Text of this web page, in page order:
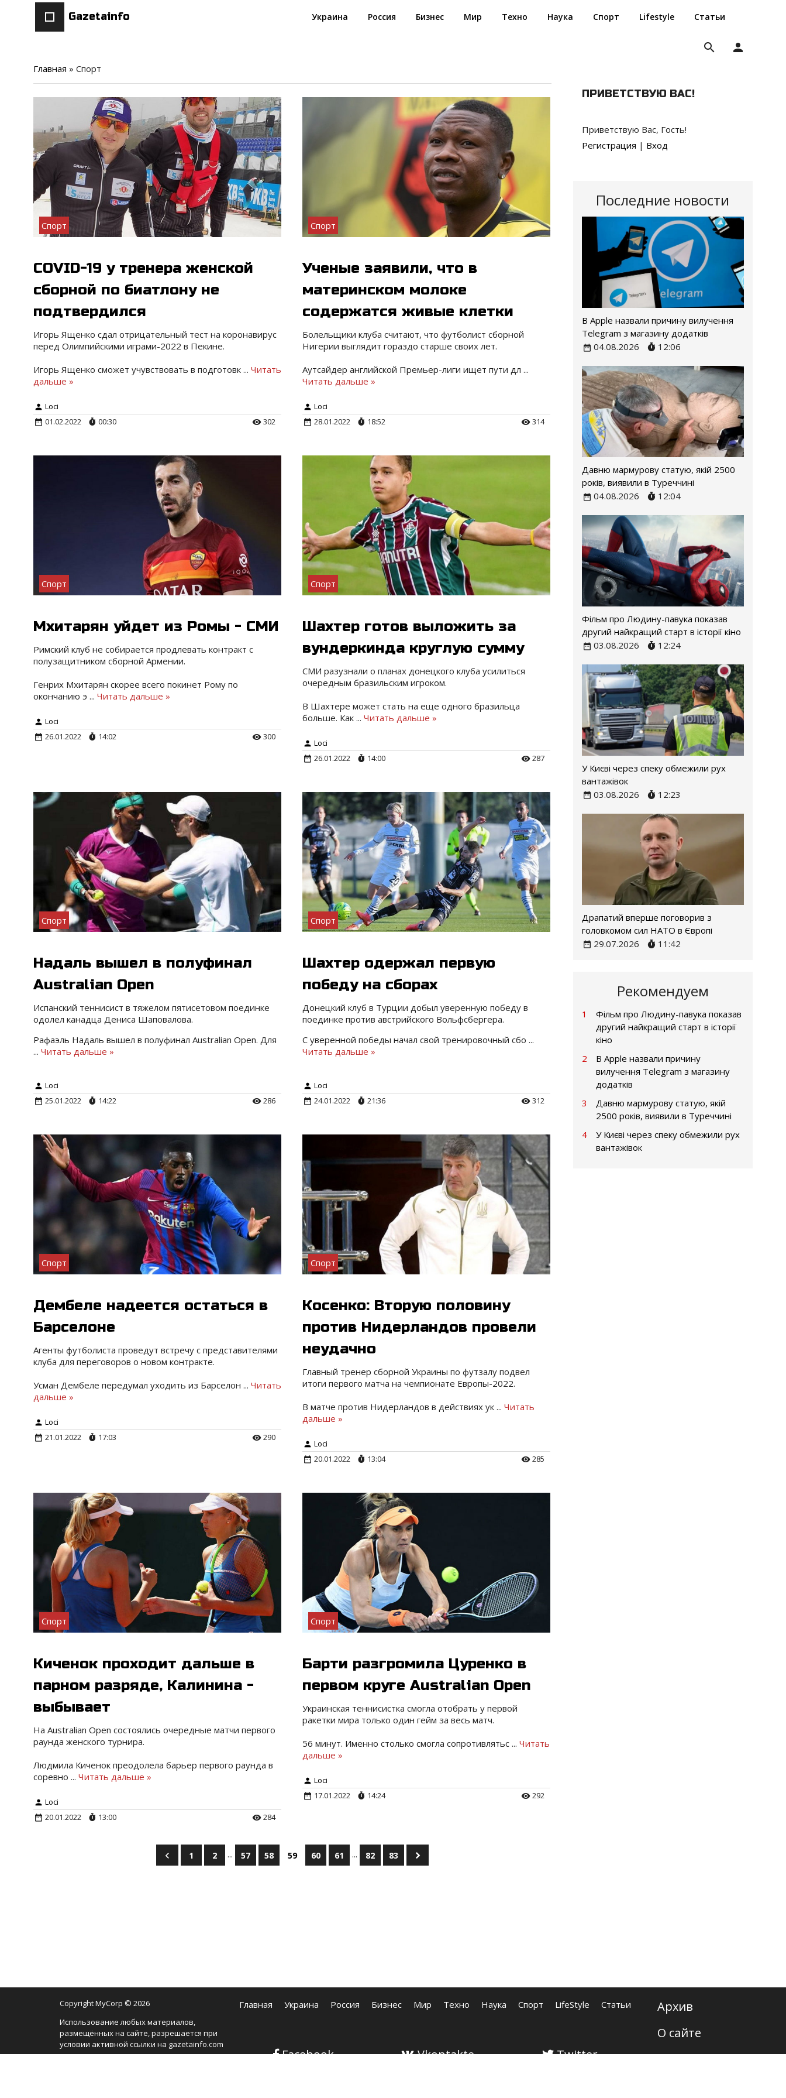
Gazetainfo Украина Россия Бизнес Мир Техно Наука Спорт Lifestyle Статьи
person
search
Главная » Спорт
Спорт
COVID-19 у тренера женской
сборной по биатлону не
подтвердился
Игорь Ященко сдал отрицательный тест на коронавирус
перед Олимпийскими играми-2022 в Пекине.
Игорь Ященко сможет учувствовать в подготовк ... Читать
дальше »
Loci
01.02.2022
00:30 302
Спорт
Ученые заявили, что в
материнском молоке
содержатся живые клетки
Болельщики клуба считают, что футболист сборной
Нигерии выглядит гораздо старше своих лет.
Аутсайдер английской Премьер-лиги ищет пути дл ...
Читать дальше »
Loci
28.01.2022
18:52 314
Спорт
Мхитарян уйдет из Ромы - СМИ
Римский клуб не собирается продлевать контракт с
полузащитником сборной Армении.
Генрих Мхитарян скорее всего покинет Рому по
окончанию э ... Читать дальше »
Loci
26.01.2022
14:02 300
Спорт
Шахтер готов выложить за
вундеркинда круглую сумму
СМИ разузнали о планах донецкого клуба усилиться
очередным бразильским игроком.
В Шахтере может стать на еще одного бразильца
больше. Как ...Читать дальше »
Loci
26.01.2022
14:00 287
Спорт
Надаль вышел в полуфинал
Australian Open
Испанский теннисист в тяжелом пятисетовом поединке
одолел канадца Дениса Шаповалова.
Рафаэль Надаль вышел в полуфинал Australian Open. Для
... Читать дальше »
Loci
25.01.2022
14:22 286
Спорт
Шахтер одержал первую
победу на сборах
Донецкий клуб в Турции добыл уверенную победу в
поединке против австрийского Вольфсбергера.
С уверенной победы начал свой тренировочный сбо ...
Читать дальше »
Loci
24.01.2022
21:36 312
Спорт
Дембеле надеется остаться в
Барселоне
Агенты футболиста проведут встречу с представителями
клуба для переговоров о новом контракте.
Усман Дембеле передумал уходить из Барселон ... Читать
дальше »
Loci
21.01.2022
17:03 290
Спорт
Косенко: Вторую половину
против Нидерландов провели
неудачно
Главный тренер сборной Украины по футзалу подвел
итоги первого матча на чемпионате Европы-2022.
В матче против Нидерландов в действиях ук ...Читать
дальше »
Loci
20.01.2022
13:04 285
Спорт
Киченок проходит дальше в
парном разряде, Калинина -
выбывает
На Australian Open состоялись очередные матчи первого
раунда женского турнира.
Людмила Киченок преодолела барьер первого раунда в
соревно ... Читать дальше »
Loci
20.01.2022
13:00 284
Спорт
Барти разгромила Цуренко в
первом круге Australian Open
Украинская теннисистка смогла отобрать у первой
ракетки мира только один гейм за весь матч.
56 минут. Именно столько смогла сопротивлятьс ...Читать
дальше »
Loci
17.01.2022
14:24 292
1 2 ... 57 58 59 60 61 ... 82 83
ПРИВЕТСТВУЮ ВАС!
Приветствую Вас, Гость!
Регистрация | Вход
Последние новости
В Apple назвали причину вилучення
Telegram з магазину додатків
04.08.2026
12:06
Давню мармурову статую, якій 2500
років, виявили в Туреччині
04.08.2026
12:04
Фільм про Людину-павука показав
другий найкращий старт в історії кіно
03.08.2026
12:24
У Києві через спеку обмежили рух
вантажівок
03.08.2026
12:23
Драпатий вперше поговорив з
головкомом сил НАТО в Європі
29.07.2026
11:42
Рекомендуем
1
Фільм про Людину-павука показав
другий найкращий старт в історії
кіно
2
В Apple назвали причину
вилучення Telegram з магазину
додатків
3
Давню мармурову статую, якій
2500 років, виявили в Туреччині
4
У Києві через спеку обмежили рух
вантажівок
Copyright MyCorp © 2026
Использование любых материалов,
размещённых на сайте, разрешается при
условии активной ссылки на gazetainfo.com
Главная Украина Россия Бизнес Мир Техно Наука Спорт LifeStyle Статьи
Facebook Vkontakte Twitter
Архив
О сайте
Контакты